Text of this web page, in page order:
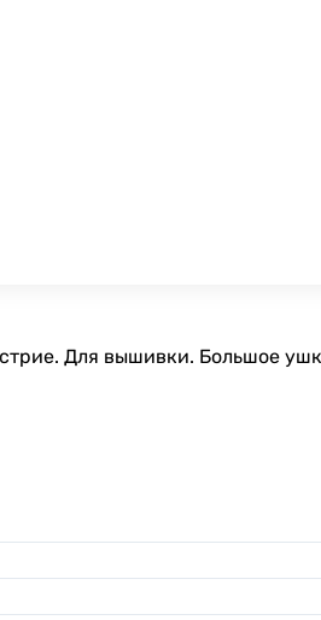
Для вышивки. Большое